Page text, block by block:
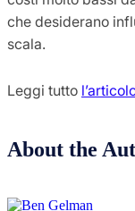
che desiderano
scala.
Leggi tutto
About the